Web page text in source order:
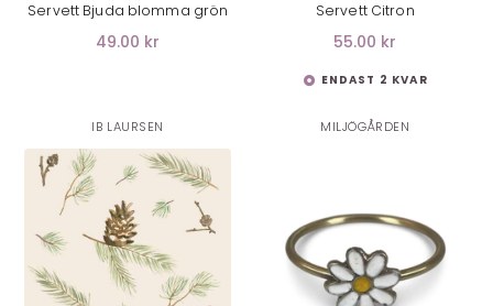
Servett Bjuda blomma grön
49.00 kr
Servett Citron
55.00 kr
ENDAST 2 KVAR
IB LAURSEN MILJÖGÅRDEN